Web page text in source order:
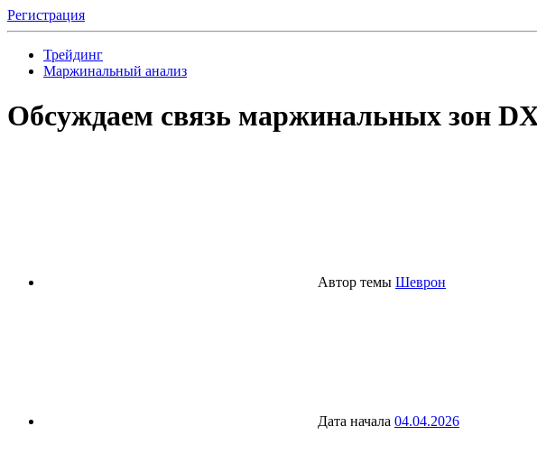
Регистрация
Трейдинг
Маржинальный анализ
Обсуждаем связь маржинальных зон
Автор темы Шеврон
Дата начала 04.04.2026